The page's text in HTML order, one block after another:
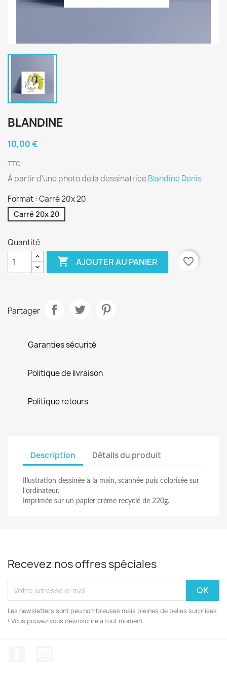
BLANDINE
10,00 €
TTC
À partir d'une photo de la dessinatriceBlandine Denis
Format : Carré 20x 20
Carré 20x 20
Quantité
 AJOUTER AU PANIER favorite_border
Partager
Garanties sécurité
Politique de livraison
Politique retours
Description Détails du produit
Illustration dessinée à la main, scannée puis colorisée sur
l’ordinateur.
Imprimée sur un papier crème recyclé de 220g.
Recevez nos offres spéciales
Les newsletters sont peu nombreuses mais pleines de belles surprises
! Vous pouvez vous désinscrire à tout moment.